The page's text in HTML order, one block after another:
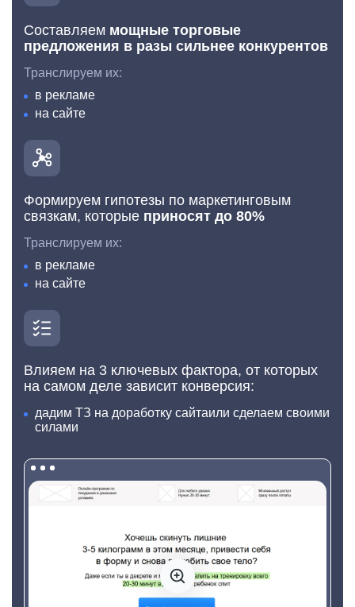
Составляем мощные торговые
предложения в разы сильнее конкурентов
Транслируем их:
в рекламе
на сайте
Формируем гипотезы по маркетинговым
связкам, которые приносят до 80%
Транслируем их:
в рекламе
на сайте
Влияем на 3 ключевых фактора, от которых
на самом деле зависит конверсия:
дадим ТЗ на доработку сайтаили сделаем своими
силами